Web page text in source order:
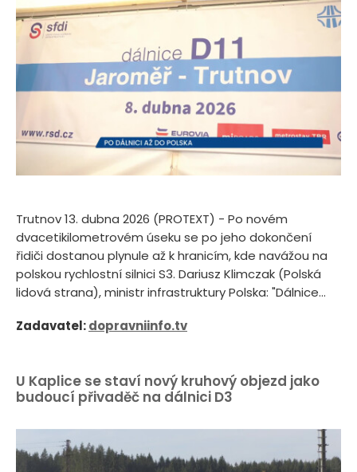
Trutnov 13. dubna 2026 (PROTEXT) - Po novém
dvacetikilometrovém úseku se po jeho dokončení
řidiči dostanou plynule až k hranicím, kde navážou na
polskou rychlostní silnici S3. Dariusz Klimczak (Polská
lidová strana), ministr infrastruktury Polska: "Dálnice...
Zadavatel:dopravniinfo.tv
U Kaplice se staví nový kruhový objezd jako
budoucí přivaděč na dálnici D3